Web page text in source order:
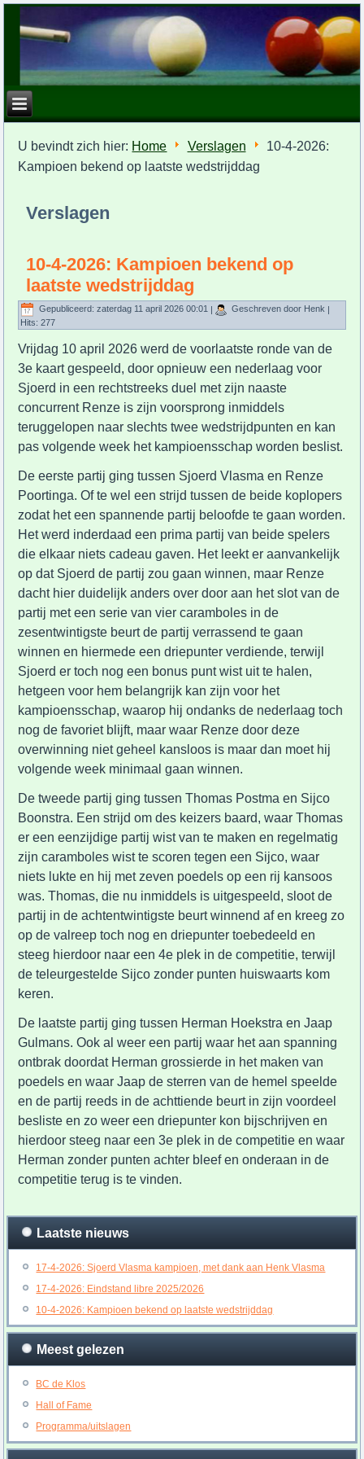
U bevindt zich hier: Home Verslagen
10-4-2026:
Kampioen bekend op laatste wedstrijddag
Verslagen
10-4-2026: Kampioen bekend op
laatste wedstrijddag
Gepubliceerd: zaterdag 11 april 2026 00:01 | Geschreven door Henk |
Hits: 277
Vrijdag 10 april 2026 werd de voorlaatste ronde van de
3e kaart gespeeld, door opnieuw een nederlaag voor
Sjoerd in een rechtstreeks duel met zijn naaste
concurrent Renze is zijn voorsprong inmiddels
teruggelopen naar slechts twee wedstrijdpunten en kan
pas volgende week het kampioensschap worden beslist.
De eerste partij ging tussen Sjoerd Vlasma en Renze
Poortinga. Of te wel een strijd tussen de beide koplopers
zodat het een spannende partij beloofde te gaan worden.
Het werd inderdaad een prima partij van beide spelers
die elkaar niets cadeau gaven. Het leekt er aanvankelijk
op dat Sjoerd de partij zou gaan winnen, maar Renze
dacht hier duidelijk anders over door aan het slot van de
partij met een serie van vier caramboles in de
zesentwintigste beurt de partij verrassend te gaan
winnen en hiermede een driepunter verdiende, terwijl
Sjoerd er toch nog een bonus punt wist uit te halen,
hetgeen voor hem belangrijk kan zijn voor het
kampioensschap, waarop hij ondanks de nederlaag toch
nog de favoriet blijft, maar waar Renze door deze
overwinning niet geheel kansloos is maar dan moet hij
volgende week minimaal gaan winnen.
De tweede partij ging tussen Thomas Postma en Sijco
Boonstra. Een strijd om des keizers baard, waar Thomas
er een eenzijdige partij wist van te maken en regelmatig
zijn caramboles wist te scoren tegen een Sijco, waar
niets lukte en hij met zeven poedels op een rij kansoos
was. Thomas, die nu inmiddels is uitgespeeld, sloot de
partij in de achtentwintigste beurt winnend af en kreeg zo
op de valreep toch nog en driepunter toebedeeld en
steeg hierdoor naar een 4e plek in de competitie, terwijl
de teleurgestelde Sijco zonder punten huiswaarts kom
keren.
De laatste partij ging tussen Herman Hoekstra en Jaap
Gulmans. Ook al weer een partij waar het aan spanning
ontbrak doordat Herman grossierde in het maken van
poedels en waar Jaap de sterren van de hemel speelde
en de partij reeds in de achttiende beurt in zijn voordeel
besliste en zo weer een driepunter kon bijschrijven en
hierdoor steeg naar een 3e plek in de competitie en waar
Herman zonder punten achter bleef en onderaan in de
competitie terug is te vinden.
Laatste nieuws
17-4-2026: Sjoerd Vlasma kampioen, met dank aan Henk Vlasma
17-4-2026: Eindstand libre 2025/2026
10-4-2026: Kampioen bekend op laatste wedstrijddag
Meest gelezen
BC de Klos
Hall of Fame
Programma/uitslagen